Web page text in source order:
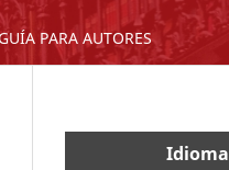
PARA AUTORES
Idioma